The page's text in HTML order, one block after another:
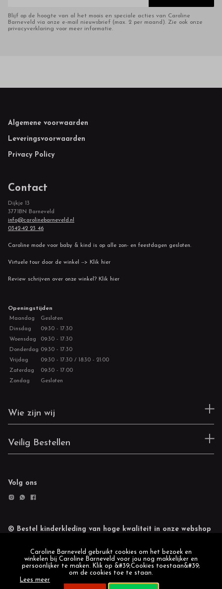
Blijf op de hoogte van al het moois en speciale acties van Caroline
Barneveld via onze e-mail nieuwsbrief (max. 2 per maand). Zie ook onze
privacyverklaring voor meer informatie.
Footer
Algemene voorwaarden
Leveringsvoorwaarden
Privacy Policy
Contact
Dijkje 13
3771BN Barneveld
info@carolinebarneveld.nl
0342-42 23 46
Caroline mode voor baby & kind is op alle zon- en feestdagen gesloten.
Virtuele tour door de winkel --> Klik hier
Review schrijven over onze winkel? Klik hier
Openingstijden
Maandag
Gesloten
Dinsdag
09:30 - 17:30
Woensdag
09:30 - 17:30
Donderdag 09:30 - 17:30
Vrijdag
09:30 - 17:30 / 18:30 - 21:00
Zaterdag
09:30 - 17:00
Zondag
Gesloten
Wie zijn wij
Veilig Bestellen
Volg ons
© Bestel kinderkleding van hoge kwaliteit in onze webshop
Caroline Barneveld gebruikt cookies om het bezoek en
winkelen bij Caroline Barneveld voor jou nog makkelijker en
persoonlijker te maken. Klik op &#39;Cookies toestaan&#39;
om de cookies toe te staan.
Lees meer